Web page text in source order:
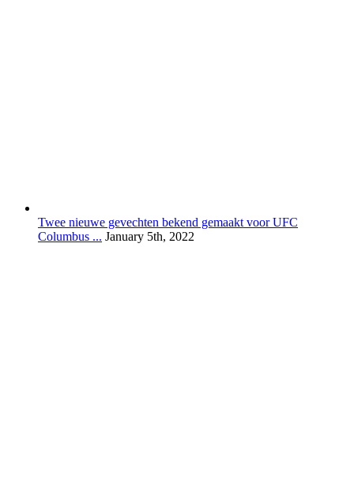
Twee nieuwe gevechten bekend gemaakt voor UFC
Columbus ... January 5th, 2022